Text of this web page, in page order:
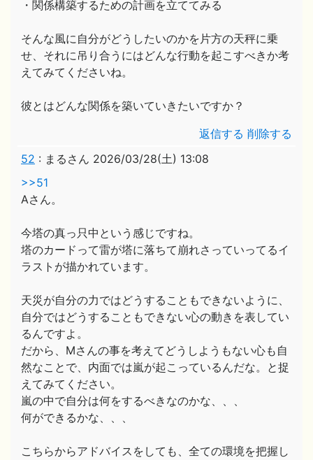
・関係構築するための計画を立ててみる
そんな風に自分がどうしたいのかを片方の天秤に乗
せ、それに吊り合うにはどんな行動を起こすべきか考
えてみてくださいね。
彼とはどんな関係を築いていきたいですか？
返信する 削除する
52 : まるさん 2026/03/28(土) 13:08
>>51
Aさん。
今塔の真っ只中という感じですね。
塔のカードって雷が塔に落ちて崩れさっていってるイ
ラストが描かれています。
天災が自分の力ではどうすることもできないように、
自分ではどうすることもできない心の動きを表してい
るんですよ。
だから、Mさんの事を考えてどうしようもない心も自
然なことで、内面では嵐が起こっているんだな。と捉
えてみてください。
嵐の中で自分は何をするべきなのかな、、、
何ができるかな、、、
こちらからアドバイスをしても、全ての環境を把握し